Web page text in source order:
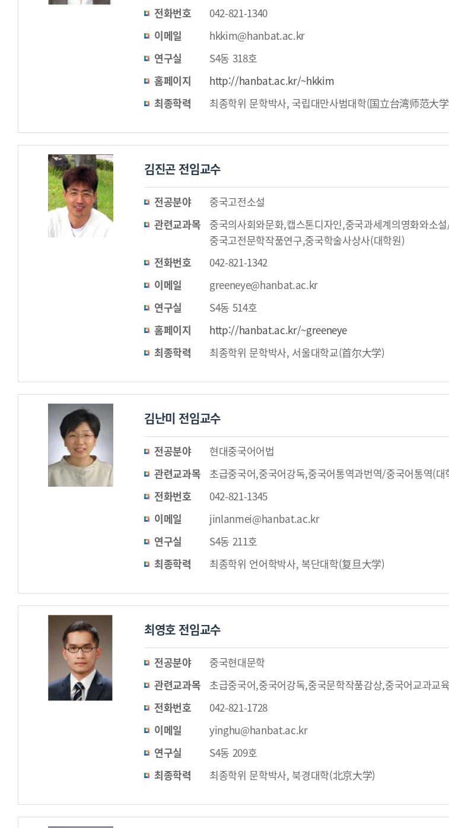
전화번호
042-821-1340
이메일
hkkim@hanbat.ac.kr
연구실
S4동 318호
홈페이지
http://hanbat.ac.kr/~hkkim
최종학력
최종학위 문학박사, 국립대만사범대학(国立台湾师范大
김진곤 전임교수
전공분야
중국고전소설
관련교과목 중국의사회와문화,캡스톤디자인,중국과세계의영화와소
중국고전문학작품연구,중국학술사상사(대학원)
전화번호
042-821-1342
이메일
greeneye@hanbat.ac.kr
연구실
S4동 514호
홈페이지
http://hanbat.ac.kr/~greeneye
최종학력
최종학위 문학박사, 서울대학교(首尔大学)
김난미 전임교수
전공분야
현대중국어어법
관련교과목 초급중국어,중국어강독,중국어통역과번역/중국어통역(대
전화번호
042-821-1345
이메일
jinlanmei@hanbat.ac.kr
연구실
S4동 211호
최종학력
최종학위 언어학박사, 복단대학(复旦大学)
최영호 전임교수
전공분야
중국현대문학
관련교과목 초급중국어,중국어강독,중국문학작품감상,중국어교과교
전화번호
042-821-1728
이메일
yinghu@hanbat.ac.kr
연구실
S4동 209호
최종학력
최종학위 문학박사, 북경대학(北京大学)